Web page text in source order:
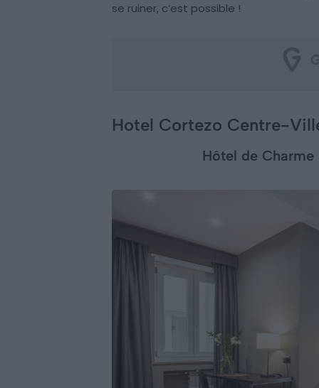
se ruiner, c’est possible !
Hotel Cortezo Centre-
Hôtel de